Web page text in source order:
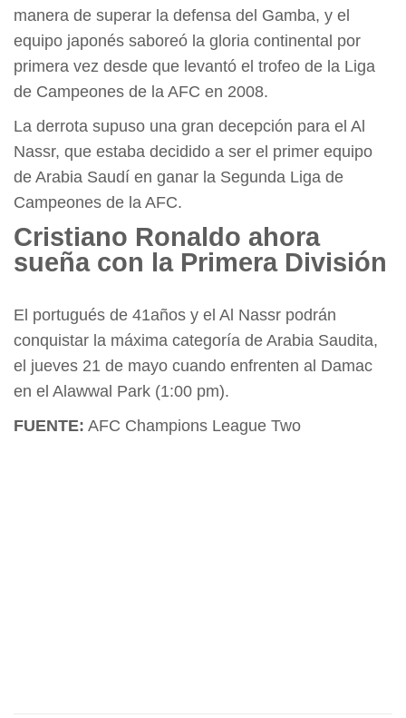
manera de superar la defensa del Gamba, y el
equipo japonés saboreó la gloria continental por
primera vez desde que levantó el trofeo de la Liga
de Campeones de la AFC en 2008.
La derrota supuso una gran decepción para el Al
Nassr, que estaba decidido a ser el primer equipo
de Arabia Saudí en ganar la Segunda Liga de
Campeones de la AFC.
Cristiano Ronaldo ahora
sueña con la Primera División
El portugués de 41años y el Al Nassr podrán
conquistar la máxima categoría de Arabia Saudita,
el jueves 21 de mayo cuando enfrenten al Damac
en el Alawwal Park (1:00 pm).
FUENTE: AFC Champions League Two